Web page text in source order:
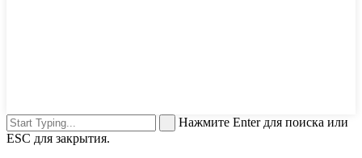
Нажмите Enter для поиска или
ESC для закрытия.